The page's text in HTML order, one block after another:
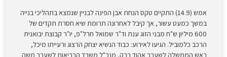
אמש (14.9) התקיים טקס הנחת אבן הפינה לבניין שנמצא בתהליכי בנייה
במשך כמעט עשור, אך קיבל לאחרונה תרומת שיא חסרת תקדים של
600 מיליון ש"ח מבני הזוג ענת וד"ר שמואל חרל"פ, יו"ר קבוצת יבואנית
הרכב כלמוביל. הגיעו לאירוע: כבוד הנשיא יצחק הרצוג ורעייתו מיכל,
ראש הממשלה לשעבר אהוד ברק, מנכ"ל משרד הבריאות לשעבר משה